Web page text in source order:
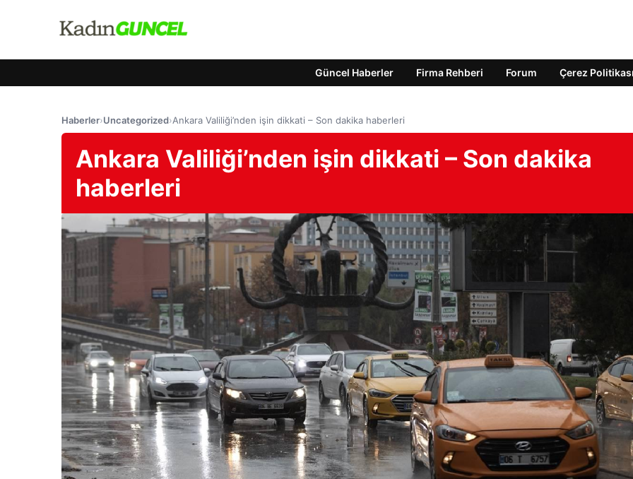
Güncel Haberler Firma Rehberi Forum Çerez Politikası
Haberler›Uncategorized›Ankara Valiliği’nden işin dikkati – Son dakika haberleri
Ankara Valiliği’nden işin dikkati – Son dakika
haberleri